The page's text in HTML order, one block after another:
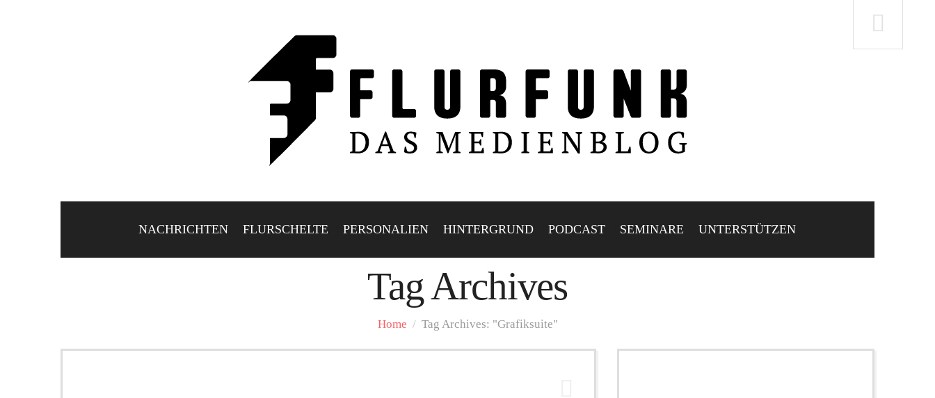
NACHRICHTEN FLURSCHELTE PERSONALIEN HINTERGRUND PODCAST SEMINARE UNTERSTÜTZEN
Tag Archives
Home / Tag Archives: "Grafiksuite"